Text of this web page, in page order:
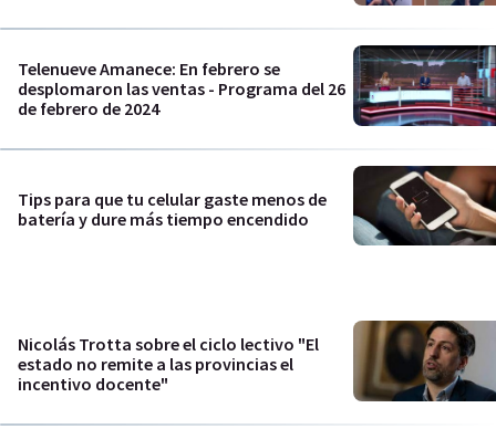
Telenueve Amanece: En febrero se
desplomaron las ventas - Programa del 26
de febrero de 2024
Tips para que tu celular gaste menos de
batería y dure más tiempo encendido
Nicolás Trotta sobre el ciclo lectivo "El
estado no remite a las provincias el
incentivo docente"